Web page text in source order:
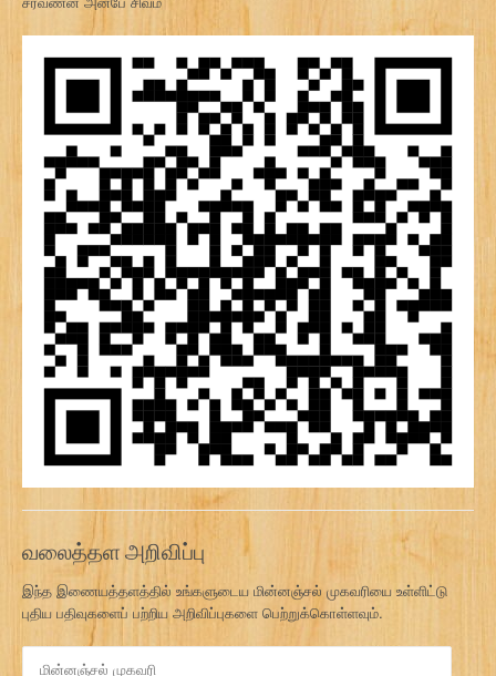
வலைத்தள அறிவிப்பு
இந்த இணையத்தளத்தில் உங்களுடைய மின்னஞ்சல் முகவரியை உள்ளிட்டு
புதிய பதிவுகளைப் பற்றிய அறிவிப்புகளை பெற்றுக்கொள்ளவும்.